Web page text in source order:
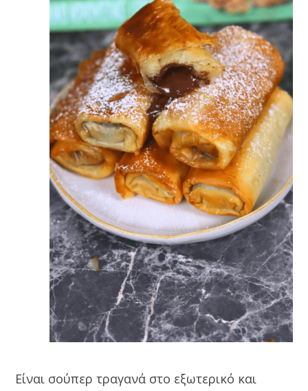
Είναι σούπερ τραγανά στο εξωτερικό και